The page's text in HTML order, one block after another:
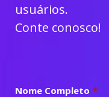
usuários.
Conte conosco!
Nome Completo *